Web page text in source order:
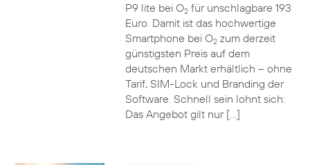
P9 lite bei O2für unschlagbare 193
Euro. Damit ist das hochwertige
Smartphone bei O2zum derzeit
günstigsten Preis auf dem
deutschen Markt erhältlich – ohne
Tarif, SIM-Lock und Branding der
Software. Schnell sein lohnt sich:
Das Angebot gilt nur […]